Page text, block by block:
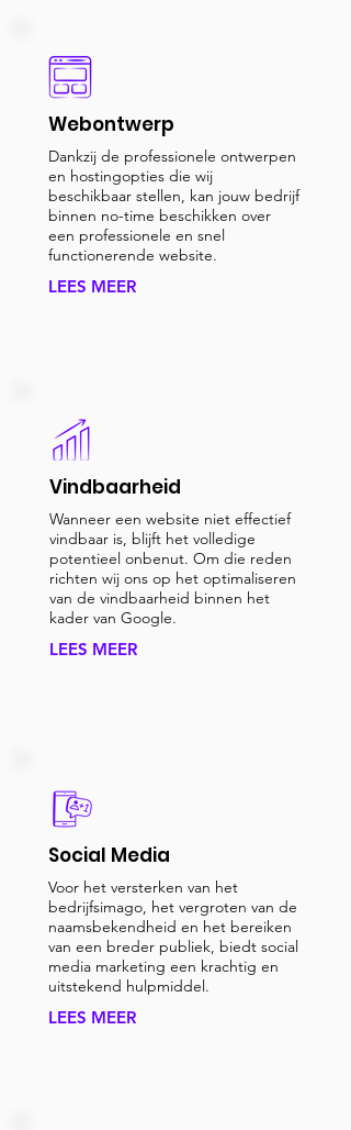
Webontwerp
Dankzij de professionele ontwerpen
en hostingopties die wij
beschikbaar stellen, kan jouw bedrijf
binnen no-time beschikken over
een professionele en snel
functionerende website.
LEES MEER
Vindbaarheid
Wanneer een website niet effectief
vindbaar is, blijft het volledige
potentieel onbenut. Om die reden
richten wij ons op het optimaliseren
van de vindbaarheid binnen het
kader van Google.
LEES MEER
Social Media
Voor het versterken van het
bedrijfsimago, het vergroten van de
naamsbekendheid en het bereiken
van een breder publiek, biedt social
media marketing een krachtig en
uitstekend hulpmiddel.
LEES MEER